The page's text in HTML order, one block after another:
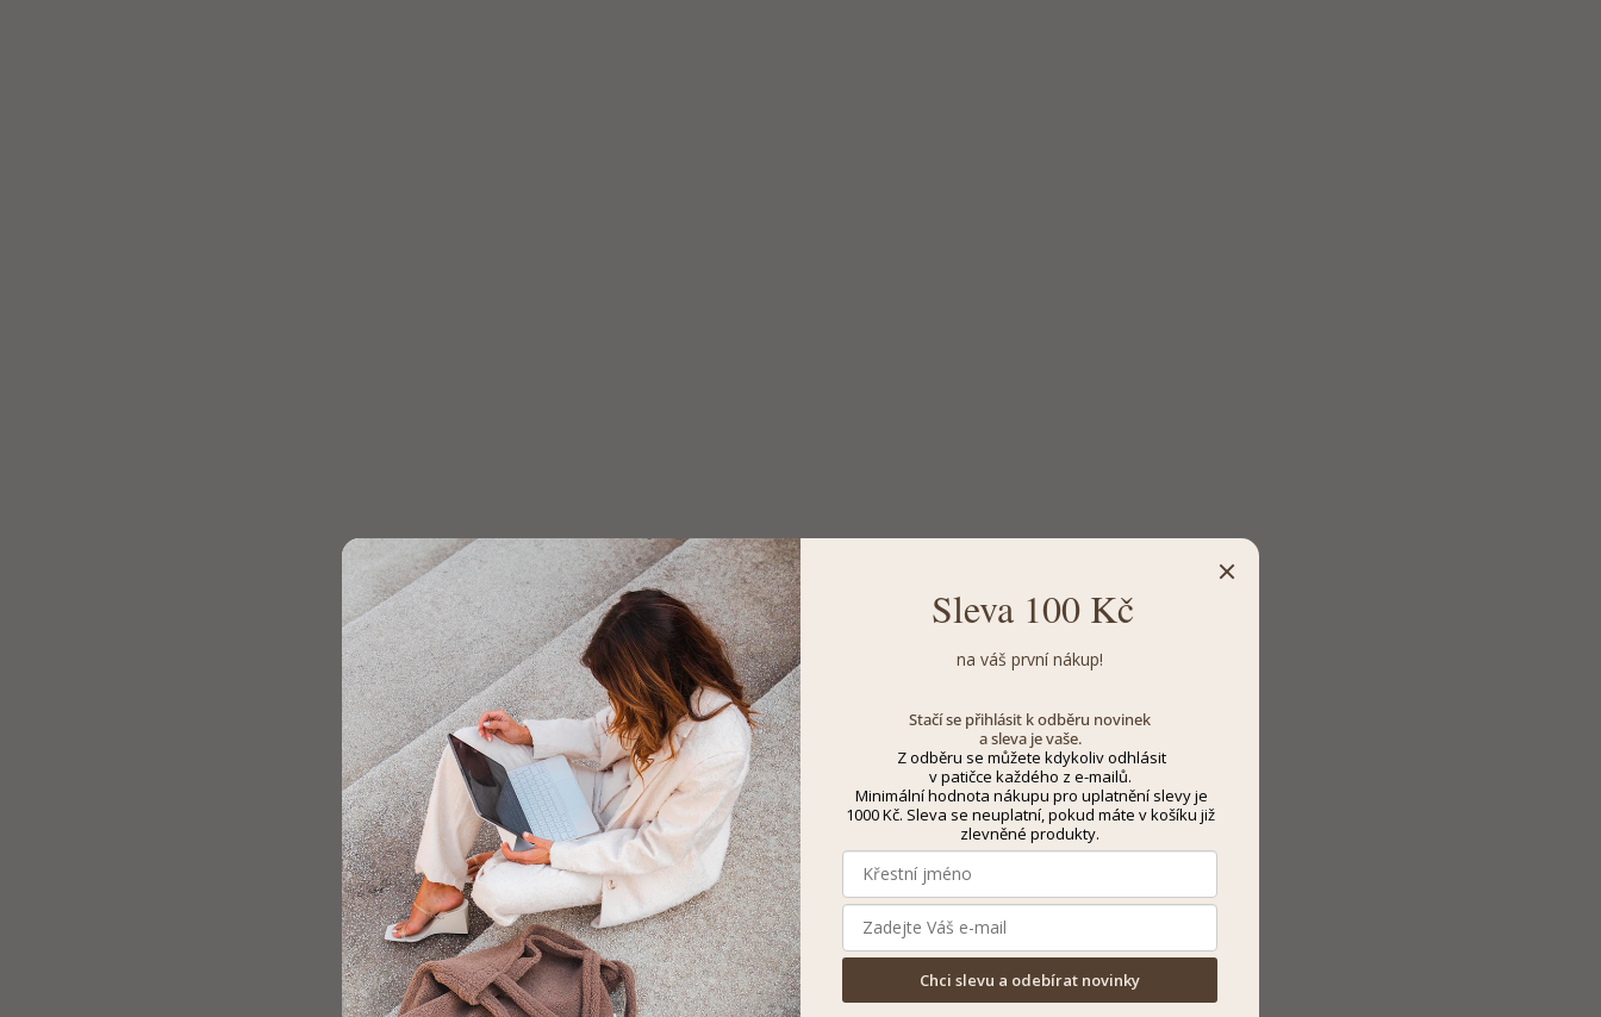
Sleva 100 Kč
na váš první nákup!
Stačí se přihlásit k odběru novinek
a sleva je vaše.
Z odběru se můžete kdykoliv odhlásit
v patičce každého z e-mailů.
Minimální hodnota nákupu pro uplatnění slevy je
1000 Kč. Sleva se neuplatní, pokud máte v košíku již
zlevněné produkty.
Chci slevu a odebírat novinky